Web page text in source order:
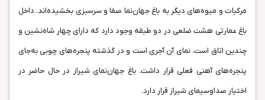
مرکبات و میوه‌های دیگر به باغ جهان‌‌نما صفا و سرسبزی بخشیده‌اند. داخل
باغ عمارتی هشت ضلعی در دو طبقه وجود دارد که دارای چهار شاه‌نشین و
چندین اتاق است. نمای آن آجری است و در گذشته پنجره‌های چوبی به‌جای
پنجره‌های آهنی فعلی قرار داشت. باغ جهان‌نمای شیراز در حال حاضر در
اختیار صداوسیمای شیراز قرار دارد.